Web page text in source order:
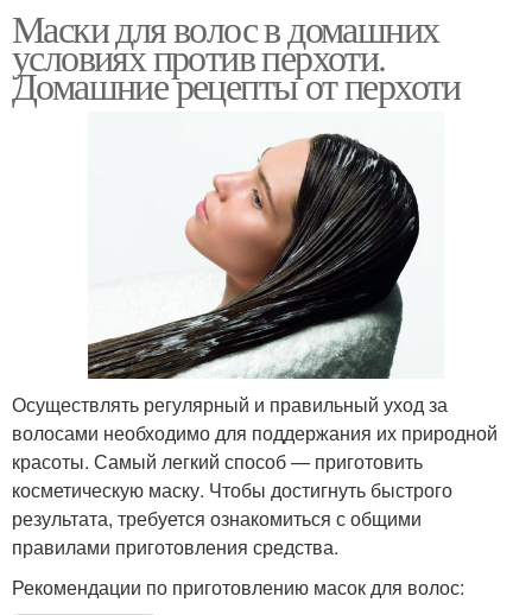
Маски для волос в домашних
условиях против перхоти.
Домашние рецепты от перхоти
Осуществлять регулярный и правильный уход за
волосами необходимо для поддержания их природной
красоты. Самый легкий способ — приготовить
косметическую маску. Чтобы достигнуть быстрого
результата, требуется ознакомиться с общими
правилами приготовления средства.
Рекомендации по приготовлению масок для волос: